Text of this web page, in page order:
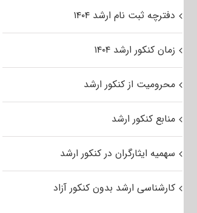
دفترچه ثبت نام ارشد ۱۴۰۴
زمان کنکور ارشد ۱۴۰۴
محرومیت از کنکور ارشد
منابع کنکور ارشد
سهمیه ایثارگران در کنکور ارشد
کارشناسی ارشد بدون کنکور آزاد